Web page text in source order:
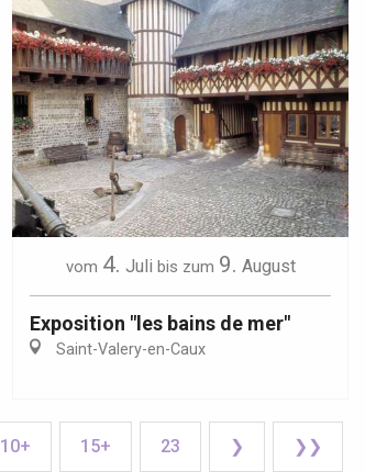
vom 4. Juli bis zum 9. August
Exposition "les bains de mer"
Saint-Valery-en-Caux
10+ 15+ 23 ❯ ❯❯